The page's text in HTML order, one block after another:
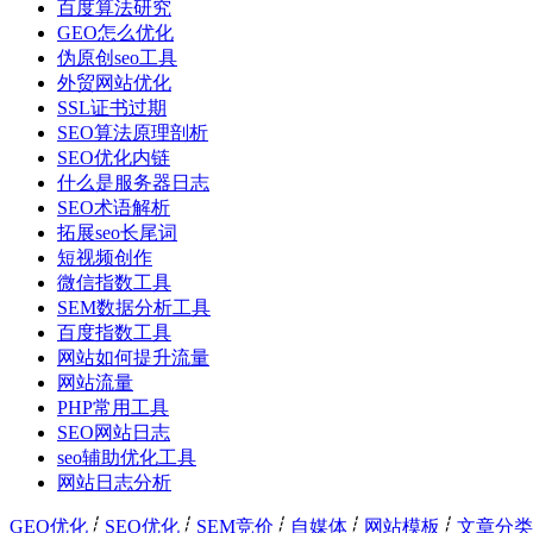
百度算法研究
GEO怎么优化
伪原创seo工具
外贸网站优化
SSL证书过期
SEO算法原理剖析
SEO优化内链
什么是服务器日志
SEO术语解析
拓展seo长尾词
短视频创作
微信指数工具
SEM数据分析工具
百度指数工具
网站如何提升流量
网站流量
PHP常用工具
SEO网站日志
seo辅助优化工具
网站日志分析
GEO优化 ┊ SEO优化 ┊ SEM竞价 ┊ 自媒体 ┊ 网站模板 ┊ 文章分类